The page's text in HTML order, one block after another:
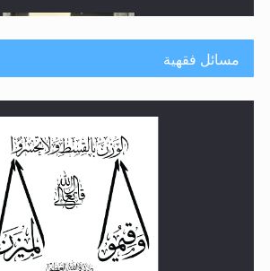
رأيٌ في لغة المسيح الموعود عليه السلام.. 4...
مسائل فقهية